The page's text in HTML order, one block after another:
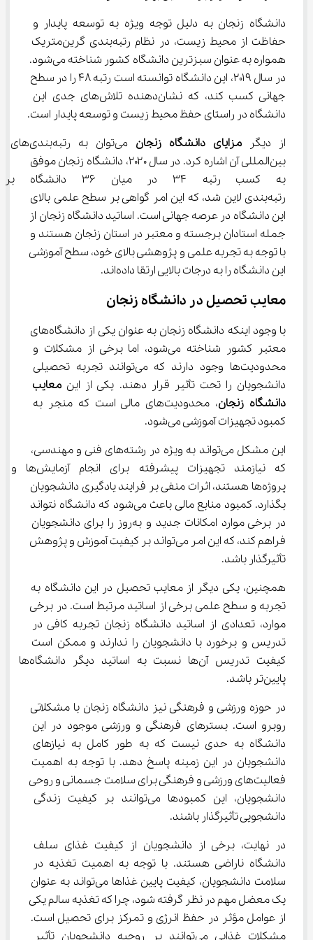
دانشگاه زنجان به دلیل توجه ویژه به توسعه پایدار و
حفاظت از محیط زیست، در نظام رتبه‌بندی گرین‌متریک
همواره به عنوان سبزترین دانشگاه کشور شناخته می‌شود.
در سال ۲۰۱۹، این دانشگاه توانسته است رتبه ۴۸ را در سطح
جهانی کسب کند، که نشان‌دهنده تلاش‌های جدی این
دانشگاه در راستای حفظ محیط زیست و توسعه پایدار است.
از دیگر مزایای دانشگاه زنجان
می‌توان به رتبه‌بندی‌های
بین‌المللی آن اشاره کرد. در سال ۲۰۲۰، دانشگاه زنجان موفق
به کسب رتبه ۳۴ در میان
رتبه‌بندی لاین شد، که این امر گواهی بر سطح علمی بالای
این دانشگاه در عرصه جهانی است. اساتید دانشگاه زنجان از
جمله استادان برجسته و معتبر در استان زنجان هستند و
با توجه به تجربه علمی و پژوهشی بالای خود، سطح آموزشی
این دانشگاه را به درجات بالایی ارتقا داده‌اند.
معایب تحصیل در دانشگاه زنجان
با وجود اینکه دانشگاه زنجان به عنوان یکی از دانشگاه‌های
معتبر کشور شناخته می‌شود، اما برخی از مشکلات و
محدودیت‌ها وجود دارند که می‌توانند تجربه تحصیلی
دانشجویان را تحت تأثیر قرار دهند. یکی از این معایب
دانشگاه زنجان
، محدودیت‌های مالی است که منجر به
کمبود تجهیزات آموزشی می‌شود.
این مشکل می‌تواند به ویژه در رشته‌های فنی و مهندسی،
که نیازمند تجهیزات پیشرفته برای انجام آزمایش‌ها و
پروژه‌ها هستند، اثرات منفی بر فرایند یادگیری دانشجویان
بگذارد. کمبود منابع مالی باعث می‌شود که دانشگاه نتواند
در برخی موارد امکانات جدید و به‌روز را برای دانشجویان
فراهم کند، که این امر می‌تواند بر کیفیت آموزش و پژوهش
تأثیرگذار باشد.
همچنین، یکی دیگر از معایب تحصیل در این دانشگاه به
تجربه و سطح علمی برخی از اساتید مرتبط است. در برخی
موارد، تعدادی از اساتید دانشگاه زنجان تجربه کافی در
تدریس و برخورد با دانشجویان را ندارند و ممکن است
کیفیت تدریس آن‌ها نسبت به اساتید دیگر دانشگاه‌ها
پایین‌تر باشد.
در حوزه ورزشی و فرهنگی نیز دانشگاه زنجان با مشکلاتی
روبرو است. بسترهای فرهنگی و ورزشی موجود در این
دانشگاه به حدی نیست که به طور کامل به نیازهای
دانشجویان در این زمینه پاسخ دهد. با توجه به اهمیت
فعالیت‌های ورزشی و فرهنگی برای سلامت جسمانی و روحی
دانشجویان، این کمبودها می‌توانند بر کیفیت زندگی
دانشجویی تأثیرگذار باشند.
در نهایت، برخی از دانشجویان از کیفیت غذای سلف
دانشگاه ناراضی هستند. با توجه به اهمیت تغذیه در
سلامت دانشجویان، کیفیت پایین غذاها می‌تواند به عنوان
یک معضل مهم در نظر گرفته شود، چرا که تغذیه سالم یکی
از عوامل مؤثر در حفظ انرژی و تمرکز برای تحصیل است.
مشکلات غذایی می‌توانند بر روحیه دانشجویان تأثیر